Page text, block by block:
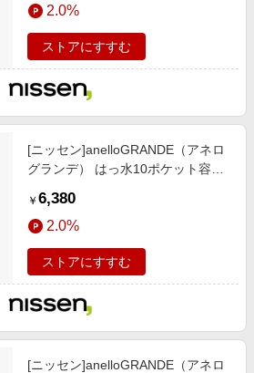
リー / バッグ/鞄/ ショルダーバッグ/
オリーブ
2.0%
ストアにすすむ
[ニッセン]anelloGRANDE（アネロ
グランデ） はっ水10ポケット容量
対応）/靴/レディースシューズ)/バ
ッグ/アクセサリー / バッグ/鞄/ ボス
トンバッグ/ベージュ
￥ 6,380
2.0%
ストアにすすむ
[ニッセン]anelloGRANDE（アネロ